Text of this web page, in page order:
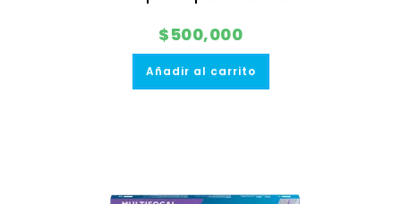
$500,000
Añadir al carrito